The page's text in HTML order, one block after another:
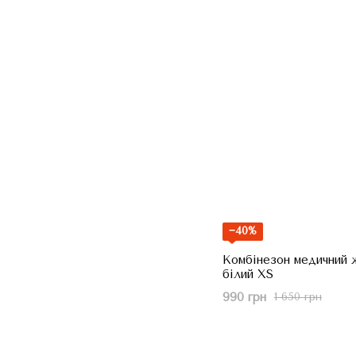
−40%
Комбінезон медичний
білий XS
1 650 грн
990 грн